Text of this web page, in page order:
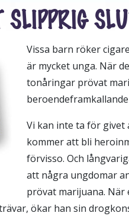
Vissa barn röker
är mycket unga. När
tonåringar prövat
Vi kan inte ta för givet
kommer att bli
förvisso. Och
att några ungdomar
prövat marijuana. När
ökar han sin